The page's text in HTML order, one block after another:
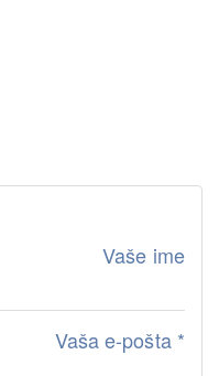
Vaše ime
Vaša e-pošta *